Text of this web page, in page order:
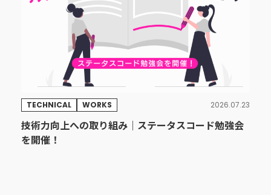
TECHNICAL WORKS 2026.07.23
技術力向上への取り組み｜ステータスコード勉強会
を開催！